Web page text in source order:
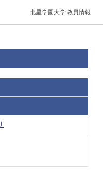
北星学園大学 教員情報